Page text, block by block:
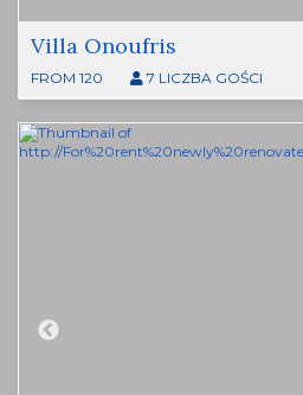
Villa Onoufris
FROM 120 7 LICZBA GOŚCI